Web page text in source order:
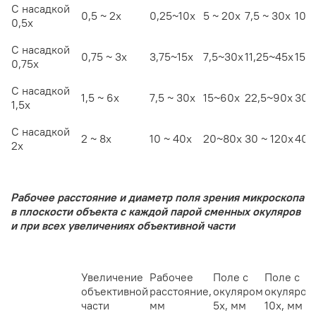
С насадкой
0,5х
0,5 ~ 2х 0,25~10х 5 ~ 20х 7,5 ~ 30х
С насадкой
0,75х
0,75 ~ 3х 3,75~15х 7,5~30х11,25~45х
С насадкой
1,5х
1,5 ~ 6х 7,5 ~ 30х 15~60х 22,5~90х
С насадкой
2х
2 ~ 8х 10 ~ 40х 20~80х 30 ~ 120х
Рабочее расстояние и диаметр поля зрения микроскопа
в плоскости объекта с каждой парой сменных окуляров
и при всех увеличениях объективной части
Увеличение
объективной
части
Рабочее
расстояние,
мм
Поле с
окуляром
5х, мм
Поле с
окуляром
10х, мм